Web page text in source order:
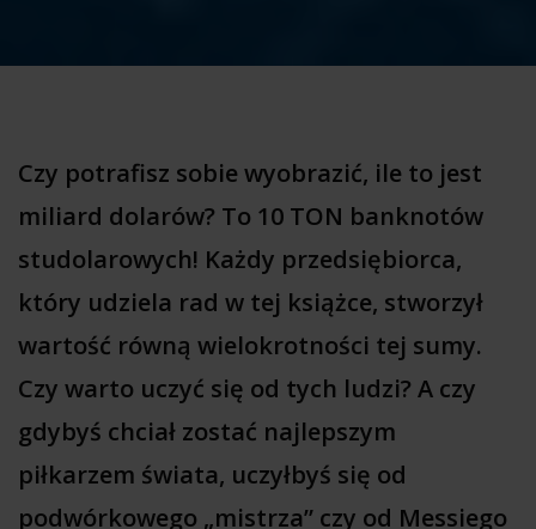
Czy potrafisz sobie wyobrazić, ile to jest
miliard dolarów? To 10 TON banknotów
studolarowych! Każdy przedsiębiorca,
który udziela rad w tej książce, stworzył
wartość równą wielokrotności tej sumy.
Czy warto uczyć się od tych ludzi? A czy
gdybyś chciał zostać najlepszym
piłkarzem świata, uczyłbyś się od
podwórkowego „mistrza” czy od Messiego